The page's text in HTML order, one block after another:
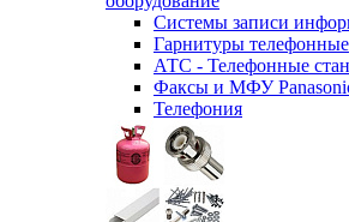
Системы записи
Гарнитуры телефонные
АТС - Телефонные
Факсы и МФУ
Телефония